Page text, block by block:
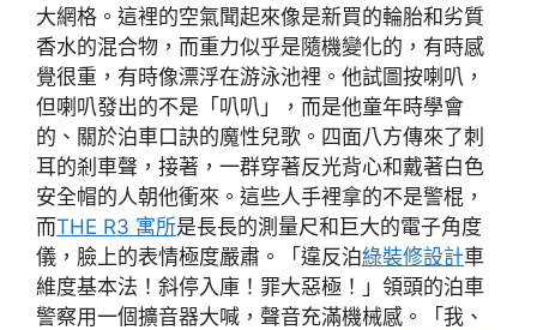
大網格。這裡的空氣聞起來像是新買的輪胎和劣質
香水的混合物，而重力似乎是隨機變化的，有時感
覺很重，有時像漂浮在游泳池裡。他試圖按喇叭，
但喇叭發出的不是「叭叭」，而是他童年時學會
的、關於泊車口訣的魔性兒歌。四面八方傳來了刺
耳的剎車聲，接著，一群穿著反光背心和戴著白色
安全帽的人朝他衝來。這些人手裡拿的不是警棍，
而THE R3 寓所是長長的測量尺和巨大的電子角度
儀，臉上的表情極度嚴肅。「違反泊綠裝修設計車
維度基本法！斜停入庫！罪大惡極！」領頭的泊車
警察用一個擴音器大喊，聲音充滿機械感。「我、